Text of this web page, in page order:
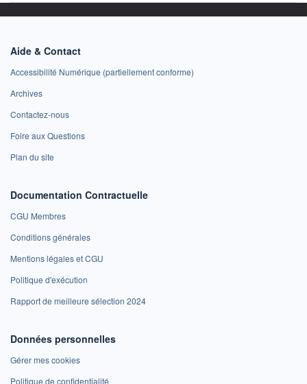
Aide & Contact
Accessibilité Numérique (partiellement conforme)
Archives
Contactez-nous
Foire aux Questions
Plan du site
Documentation Contractuelle
CGU Membres
Conditions générales
Mentions légales et CGU
Politique d'exécution
Rapport de meilleure sélection 2024
Données personnelles
Gérer mes cookies
Politique de confidentialité